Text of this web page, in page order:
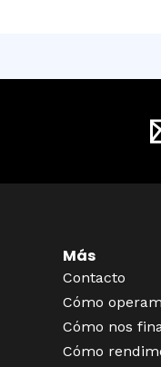
Más
Contacto
Cómo
Cómo nos
Cómo